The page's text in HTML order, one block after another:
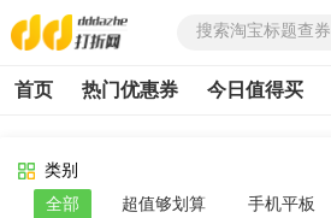
首页 热门优惠券 今日值得买
类别
全部
超值够划算 手机平板